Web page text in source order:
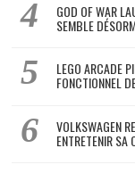
GOD OF WAR
SEMBLE
LEGO ARCADE
FONCTIONNEL
VOLKSWAGEN
ENTRETENIR SA